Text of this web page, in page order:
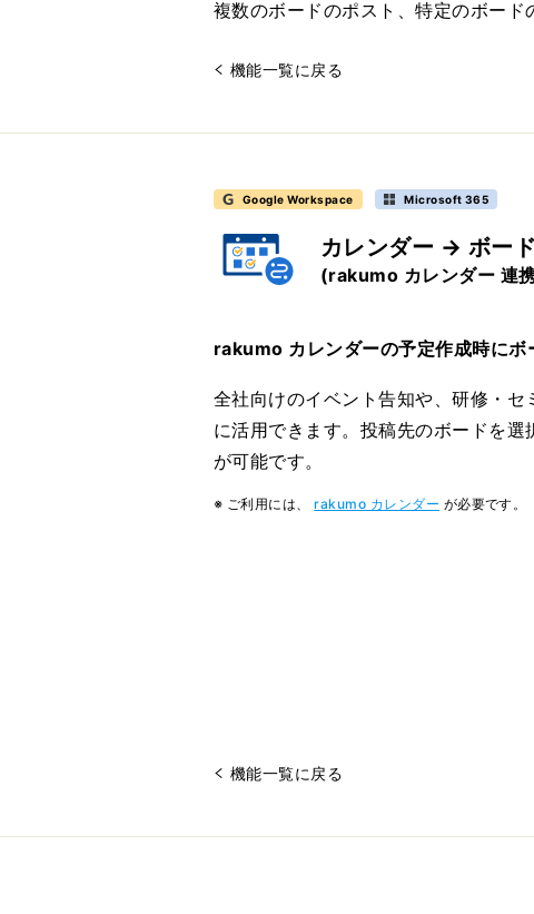
複数のボードのポスト、特定のボード
機能一覧に戻る
Google Workspace Microsoft 365
カレンダー → ボー
(rakumo カレンダー 連
rakumo カレンダーの予定作成時にボ
全社向けのイベント告知や、研修・セ
に活用できます。投稿先のボードを選
が可能です。
※ ご利用には、rakumo カレンダー が必要です。
機能一覧に戻る